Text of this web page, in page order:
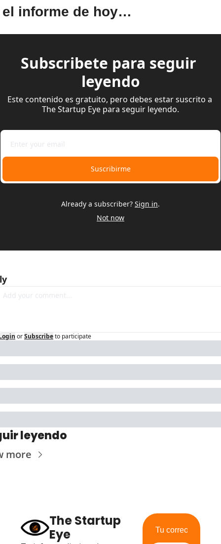
el informe de hoy…
Subscribete para seguir
leyendo
Este contenido es gratuito, pero debes estar suscrito a
The Startup Eye para seguir leyendo.
Suscribirme
Already a subscriber? Sign in.
Not now
orSubscribeto participate
leyendo
more
The Startup
Eye